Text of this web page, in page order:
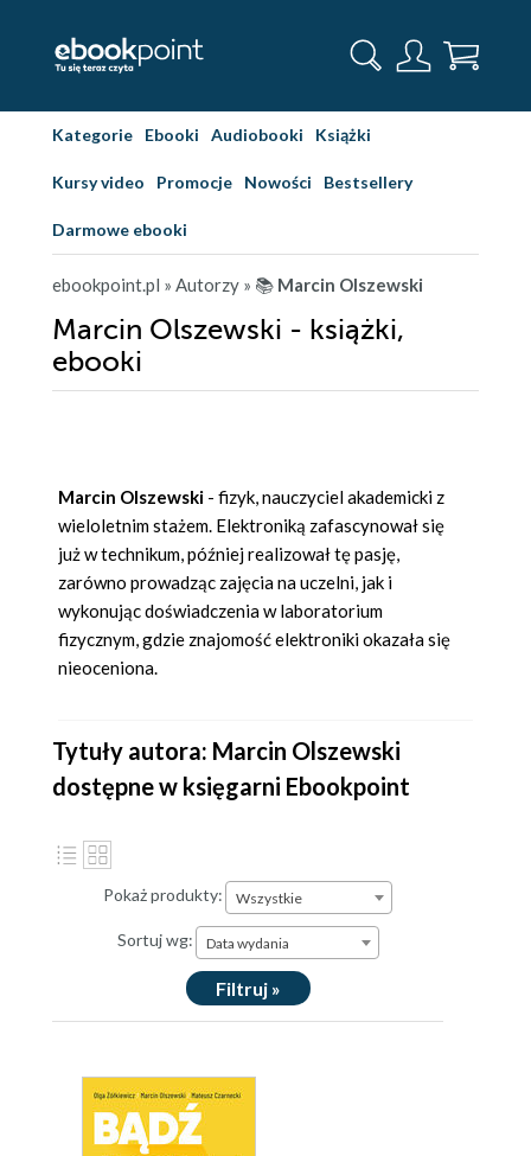
Kategorie Ebooki Audiobooki Książki
Kursy video Promocje Nowości Bestsellery
Darmowe ebooki
ebookpoint.pl » Autorzy » 📚 Marcin Olszewski
Marcin Olszewski - książki,
ebooki
Marcin Olszewski - fizyk, nauczyciel akademicki z
wieloletnim stażem. Elektroniką zafascynował się
już w technikum, później realizował tę pasję,
zarówno prowadząc zajęcia na uczelni, jak i
wykonując doświadczenia w laboratorium
fizycznym, gdzie znajomość elektroniki okazała się
nieoceniona.
Tytuły autora: Marcin Olszewski
dostępne w księgarni Ebookpoint
Pokaż produkty: Wszystkie
Sortuj wg: Data wydania
Filtruj »